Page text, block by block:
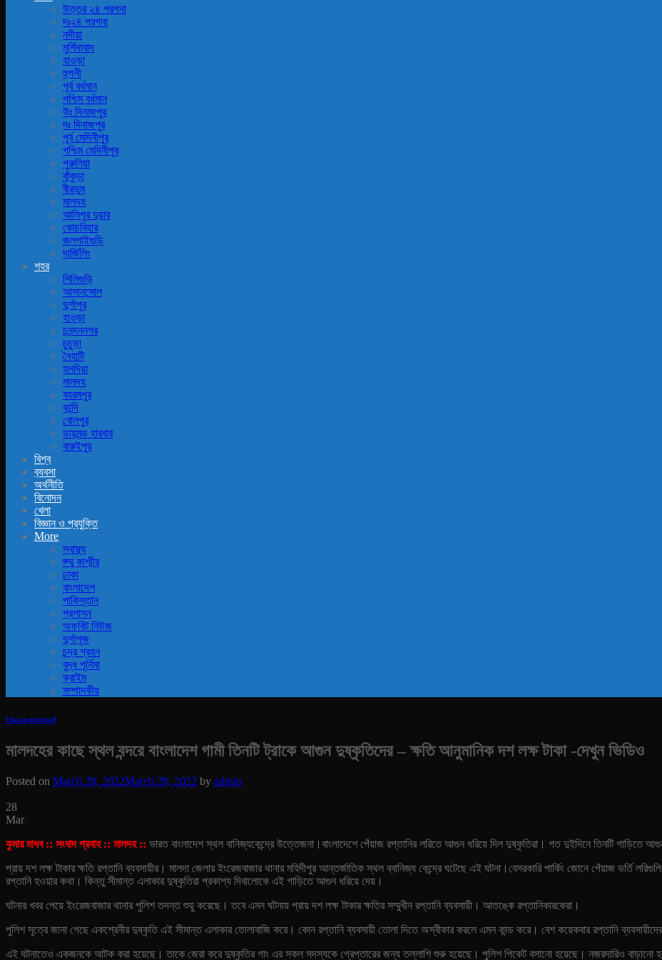
উত্তর ২৪ পরগনা
দঃ২৪ পরগনা
নদীয়া
মুর্শিদাবাদ
হাওড়া
হুগলী
পূর্ব বর্ধমান
পশ্চিম বর্ধমান
উঃ দিনাজপুর
দঃ দিনাজপুর
পূর্ব মেদিনীপুর
পশ্চিম মেদিনীপুর
পুরুলিয়া
বাঁকুড়া
বীরভুম
মালদহ
আলিপুর দুয়ার
কোচবিহার
জলপাইগুড়ি
দার্জিলিং
শহর
শিলিগুড়ি
আসানসোল
দুর্গাপুর
হাওড়া
চনন্দননগর
চুচুড়া
নৈহাটি
হলদিয়া
মালদহ
বহরমপুর
কান্দি
বোলপুর
ডায়মন্ড হারবার
বারুইপুর
বিশ্ব
ব‍্যবসা
অর্থনীতি
বিনোদন
খেলা
বিজ্ঞান ও প্রযুক্তি
More
স্বাস্থ্য
জ্ম্মু কাশ্মীর
ঢাকা
বাংলাদেশ
পাকিস্তান
প্রশাসন
অফবিট নিউজ
দুর্গাপূজ
চন্দ্র গ্রহন
বুদ্ধ পূর্নিমা
ক্রাইম
সম্পাদকীয়
Uncategorized
মালদহের কাছে স্থল বন্দরে বাংলাদেশ গামী তিনটি ট্রাকে আগুন দুষ্কৃতিদের – ক্ষতি আনুমানিক দশ লক্ষ টাকা -দেখুন ভিডিও
Posted on March 28, 2022March 28, 2022 by admin
28
Mar
কুমার মাধব :: সংবাদ প্রবাহ :: মালদহ :: ভারত বাংলাদেশ স্থল বানিজ্যকেন্দ্রে উত্তেজনা।বাংলাদেশে পেঁয়াজ রপ্তানির লরিতে আগুন ধরিয়ে দিল দুষ্কৃতিরা। গত দুইদিনে তিনটি গাড়িতে
প্রায় দশ লক্ষ টাকার ক্ষতি রপ্তানি ব্যবসায়ীর। মালদা জেলার ইংরেজবাজার থানার মহিদীপুর আন্তর্জাতিক স্থল ব্বানিজ্য কেন্দ্রে ঘটেছে এই ঘটনা। বেসরকারি পার্কিং জোনে পেঁয়াজ ভর্তি
রপ্তানি হওয়ার কথা। কিন্তু সীমান্ত এলাকার দুষ্কৃতিরা প্রকাশ্য দিবালোকে এই গাড়িতে আগুন ধরিয়ে দেয়।
ঘটনার খবর পেয়ে ইংরেজবাজার থানার পুলিশ তদন্ত শুয়ু করেছে। তবে এমন ঘটনায় প্রায় দশ লক্ষ টাকার ক্ষতির সম্মুখীন রপ্তানি ব্যবসায়ী। আতঙ্কে রপ্তানিকারকেরা।
পুলিশ সূত্রে জানা গেছে একশ্রেনীর দুষ্কৃতি এই সীমান্ত এলাকার তোলাবাজি করে। কোন রপ্তানি ব্যবসায়ী তোলা দিতে অস্বীকার করলে এমন কান্ড করে। বেশ কয়েকবার রপ্তানি
এই ঘটনাতেও একজনকে আটক করা হয়েছে। তাকে জেরা করে দুষ্কৃতির গাং এর সকল সদস্যকে গ্রেপ্তারের জন্য তল্লাশি শুরু হয়েছে। পুলিশ পিকেট বসানো হয়েছে। নজরদারিও বাড়ানো